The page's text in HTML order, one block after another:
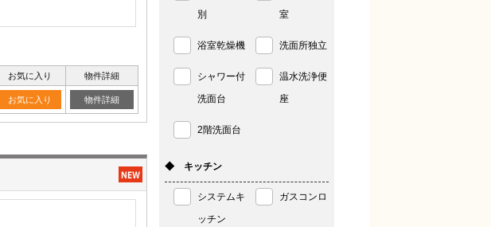
お気に入り 物件詳細
お気に入り 物件詳細
別
室
浴室乾燥機 洗面所独立
シャワー付
洗面台
温水洗浄便
座
2階洗面台
◆ キッチン
システムキ
ッチン
ガスコンロ